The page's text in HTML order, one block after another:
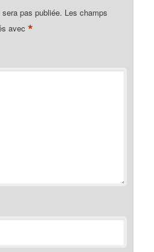
pas publiée. Les champs
avec*